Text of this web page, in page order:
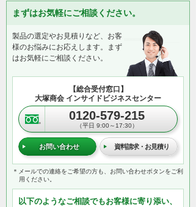
まずはお気軽にご相談ください。
製品の選定やお見積りなど、お客
様のお悩みにお応えします。まず
はお気軽にご相談ください。
【総合受付窓口】
大塚商会 インサイドビジネスセンター
0120-579-215
（平日 9:00～17:30）
お問い合わせ 資料請求・お見積り
＊メールでの連絡をご希望の方も、お問い合わせボタンをご利
用ください。
以下のようなご相談でもお客様に寄り添い、